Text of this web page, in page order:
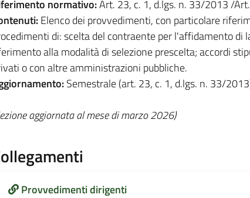
normativo:Art. 23, c. 1, d.lgs. n. 33/2013 /
Elenco dei provvedimenti, con particolare
di: scelta del contraente per l'affidamento di
alla modalità di selezione prescelta; accordi
o con altre amministrazioni pubbliche.
Semestrale (art. 23, c. 1, d.lgs. n. 33/
aggiornata al mese di marzo 2026)
Provvedimenti dirigenti